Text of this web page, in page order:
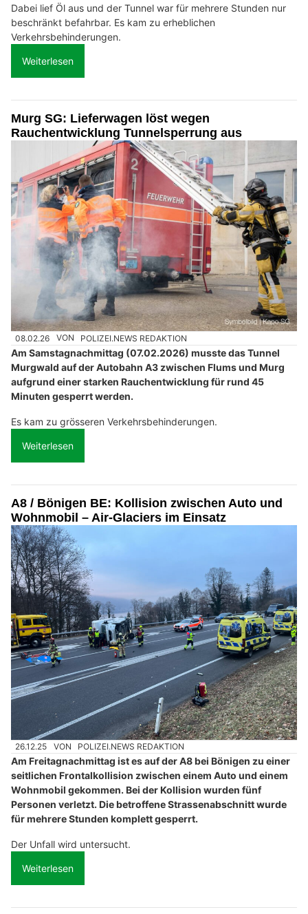
Dabei lief Öl aus und der Tunnel war für mehrere Stunden nur
beschränkt befahrbar. Es kam zu erheblichen
Verkehrsbehinderungen.
Weiterlesen
Murg SG: Lieferwagen löst wegen
Rauchentwicklung Tunnelsperrung aus
08.02.26 VON POLIZEI.NEWS REDAKTION
Am Samstagnachmittag (07.02.2026) musste das Tunnel
Murgwald auf der Autobahn A3 zwischen Flums und Murg
aufgrund einer starken Rauchentwicklung für rund 45
Minuten gesperrt werden.
Es kam zu grösseren Verkehrsbehinderungen.
Weiterlesen
A8 / Bönigen BE: Kollision zwischen Auto und
Wohnmobil – Air-Glaciers im Einsatz
26.12.25 VON POLIZEI.NEWS REDAKTION
Am Freitagnachmittag ist es auf der A8 bei Bönigen zu einer
seitlichen Frontalkollision zwischen einem Auto und einem
Wohnmobil gekommen. Bei der Kollision wurden fünf
Personen verletzt. Die betroffene Strassenabschnitt wurde
für mehrere Stunden komplett gesperrt.
Der Unfall wird untersucht.
Weiterlesen